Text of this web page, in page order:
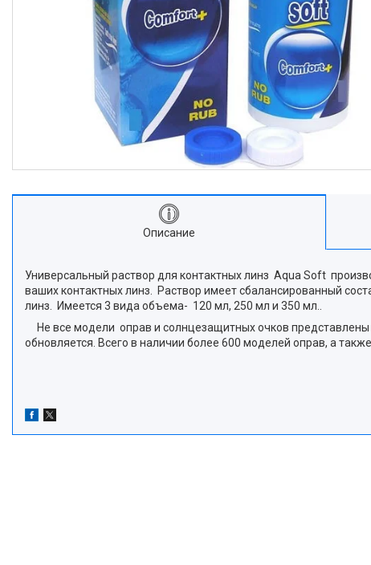
Описание
Универсальный раствор для контактных линз Aqua Soft
ваших контактных линз. Раствор имеет сбалансированный
линз. Имеется 3 вида объема- 120 мл, 250 мл и 350 мл..
Не все модели оправ и солнцезащитных очков представлены
обновляется. Всего в наличии более 600 моделей оправ, а